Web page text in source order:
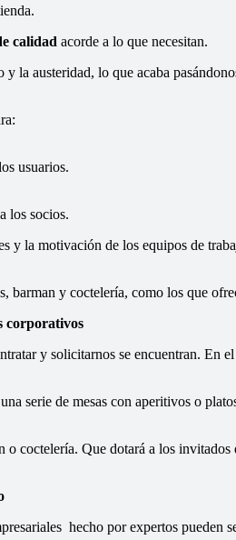
calidad acorde a lo que necesitan.
la austeridad, lo que acaba
usuarios.
los socios.
y la motivación de los equipos de
barman y coctelería, como los que
corporativos
y solicitarnos se encuentran. En
serie de mesas con aperitivos o
coctelería. Que dotará a los
hecho por expertos pueden